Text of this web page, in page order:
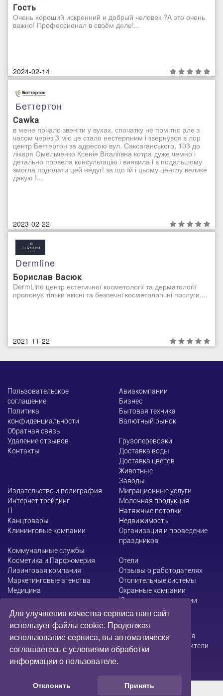
Для улучшения качества сервиса наш сайт
использует файлы cookie. Продолжая
использование сервиса, вы автоматически
соглашаетесь с условиями обработки
информации о пользователе.
Отклонить Принять
Гость
Очень хороший искренний и добрый человек ?А это очень
важно! Профессионал в своём деле!...
2024-02-14
Беттертон
Cawka
в мене почало звеніти у вухах, спочатку не помітно але з
часом через 3 міс це стало нестерпним і звернувся в лор
центр Беттертон за адресою вул. Саксаганського, 103 до
лікаря Омельченко Ксенія Віталіївна котра дуже чемно і
детально провела консультацію і виявила і в подальшому
змогла подолати цей недуг! за що їй і цьому центру велике
дякую !...
2023-02-22
Dermline
Борислав Васюк
DermLine центр естетичної косметології та дерматології
пропонує тільки якісні та безпечні косметологічні послуги....
2021-11-22
Пользовательское
соглашение
Политика
конфиденциальности
Обратная связь
Удаление отзывов
Контакты
Авиакомпании
Бизнес
Бытовая техника
Валютный рынок
Грузоперевозки
Доставка воды
Доставка цветов
Животные
Заводы
Издательство и полиграфия
Интернет трейдинг
ІТ
Канцтовары
Клининговые компании
Коммунальные службы
Косметика и Парфюмерия
Лизинговая компания
Маркетинговые агенства
Медицина
Миграционные услуги
Молочная продукция
Натяжные потолки
Недвижимость
Организация и проведение
праздников
Отели
Отзывы о работодателях
Отопительные системы
Охранные компании
Юридические компании
Администрация сайта не несет ответственности за
содержание информации, которую размещают посетители